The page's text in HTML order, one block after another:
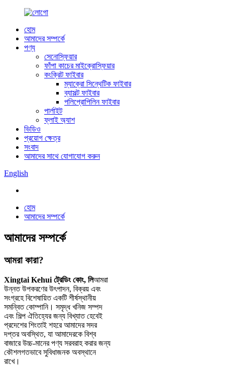
হোম
আমাদের সম্পর্কে
পণ্য
সেনোস্ফিয়ার
ফাঁপা কাচের মাইক্রোস্ফিয়ার
কংক্রিট ফাইবার
ম্যাক্রো সিন্থেটিক ফাইবার
ব্যাসল্ট ফাইবার
পলিপ্রোপিলিন ফাইবার
পার্লাইট
ফ্লাই অ্যাশ
ভিডিও
প্রয়োগ ক্ষেত্র
সংবাদ
আমাদের সাথে যোগাযোগ করুন
English
হোম
আমাদের সম্পর্কে
আমাদের সম্পর্কে
আমরা কারা?
Xingtai Kehui ট্রেডিং কোং, লিআমরা
উন্নত উপকরণের উৎপাদন, বিক্রয় এবং
সংগ্রহে বিশেষায়িত একটি শীর্ষস্থানীয়
সমন্বিত কোম্পানি। সমৃদ্ধ খনিজ সম্পদ
এবং শিল্প ঐতিহ্যের জন্য বিখ্যাত হেবেই
প্রদেশের শিংতাই শহরে আমাদের সদর
দপ্তর অবস্থিত, যা আমাদেরকে বিশ্ব
বাজারে উচ্চ-মানের পণ্য সরবরাহ করার জন্য
কৌশলগতভাবে সুবিধাজনক অবস্থানে
রাখে।